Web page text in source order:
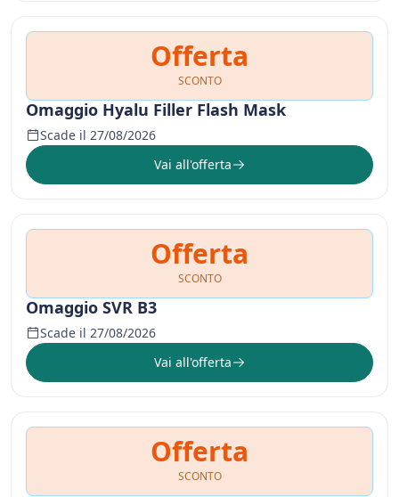
Offerta
SCONTO
Omaggio Hyalu Filler Flash Mask
Scade il 27/08/2026
Vai all'offerta
Offerta
SCONTO
Omaggio SVR B3
Scade il 27/08/2026
Vai all'offerta
Offerta
SCONTO